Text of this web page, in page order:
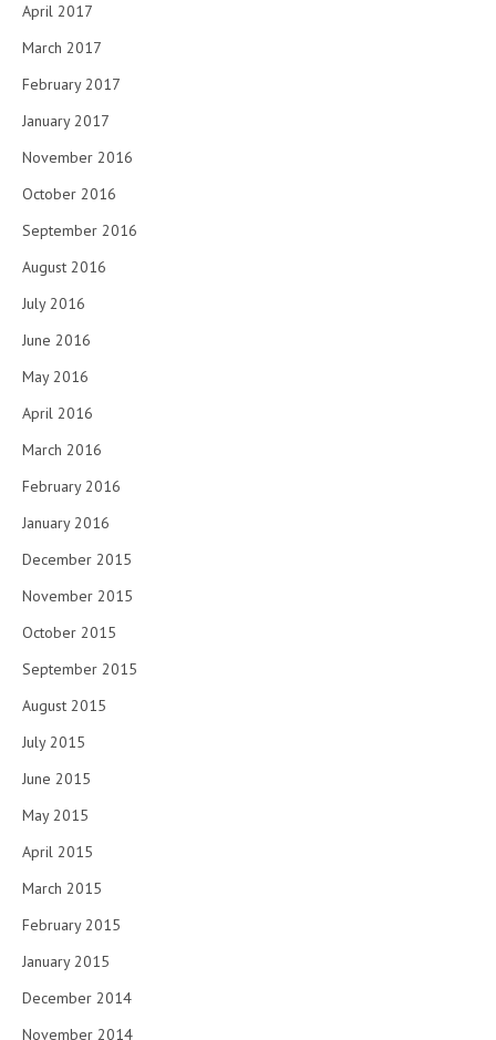
April 2017
March 2017
February 2017
January 2017
November 2016
October 2016
September 2016
August 2016
July 2016
June 2016
May 2016
April 2016
March 2016
February 2016
January 2016
December 2015
November 2015
October 2015
September 2015
August 2015
July 2015
June 2015
May 2015
April 2015
March 2015
February 2015
January 2015
December 2014
November 2014